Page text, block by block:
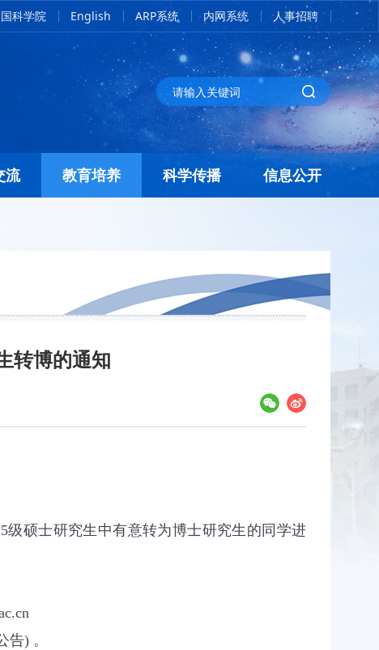
科学院 English ARP系统 内网系统 人事招聘
流 教育培养 科学传播 信息公开
转博的通知
级硕士研究生中有意转为博士研究生的同学进
告) 。